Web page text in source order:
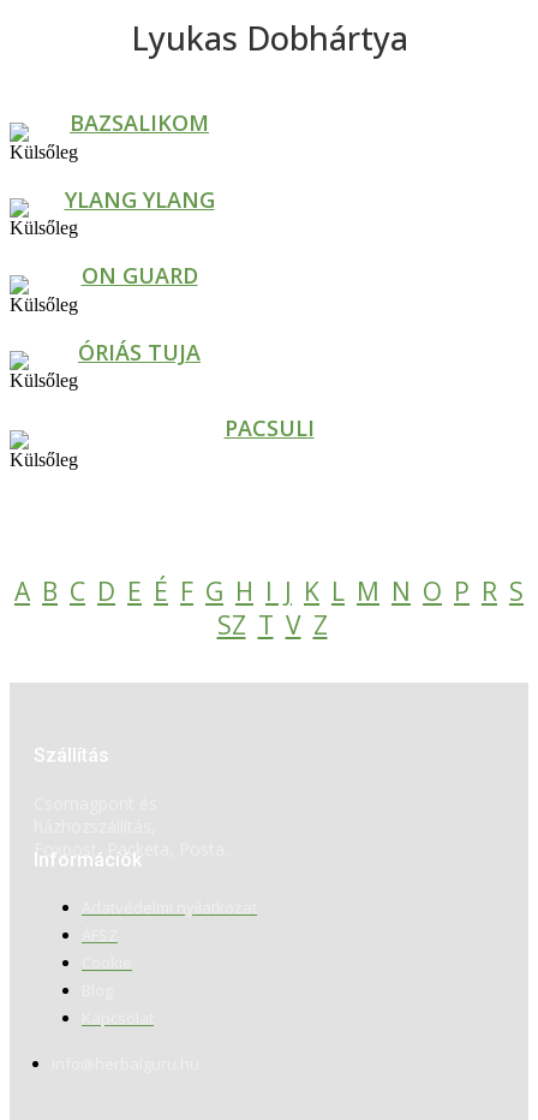
Lyukas Dobhártya
BAZSALIKOM
YLANG YLANG
ON GUARD
ÓRIÁS TUJA
PACSULI
A B C D E É F G H I J K L M N O P R S
SZ T V Z
Szállítás
Foxpost, Packeta, Posta.
Információk